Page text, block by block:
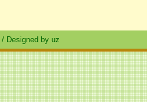
/ Designed by uz